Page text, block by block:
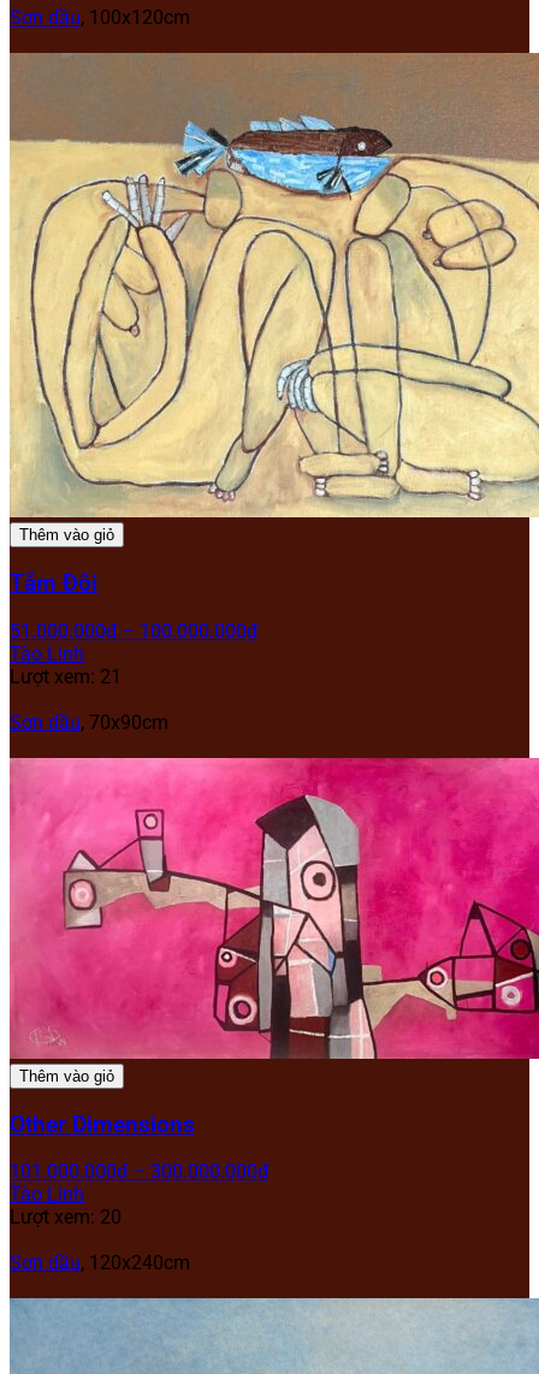
Sơn dầu, 100x120cm
Thêm vào giỏ
Tắm Đôi
51.000.000₫ – 100.000.000₫
Tào Linh
Lượt xem: 21
Sơn dầu, 70x90cm
Thêm vào giỏ
Other Dimensions
101.000.000₫ – 300.000.000₫
Tào Linh
Lượt xem: 20
Sơn dầu, 120x240cm